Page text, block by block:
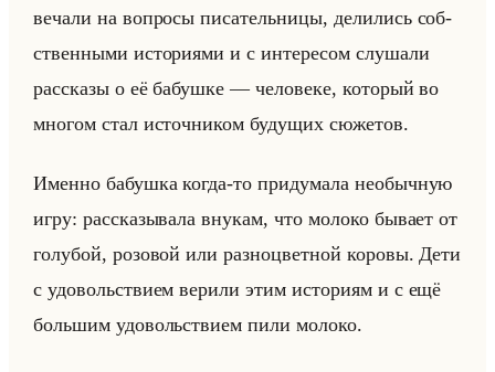
ве­ча­ли на во­про­сы пи­са­тельни­цы, де­ли­лись соб­
ствен­ны­ми ис­то­ри­ями и с ин­те­ре­сом слу­ша­ли
рас­ска­зы о её ба­буш­ке — че­ло­ве­ке, ко­то­рый во
мно­гом стал ис­точ­ни­ком бу­ду­щих сю­же­тов.
Имен­но ба­буш­ка когда-то при­ду­ма­ла необыч­ную
игру: рас­ска­зы­ва­ла вну­кам, что мо­ло­ко бы­ва­ет от
го­лу­бой, ро­зо­вой или раз­но­цвет­ной ко­ро­вы. Дети
с удо­вольстви­ем ве­ри­ли этим ис­то­ри­ям и с ещё
большим удо­вольстви­ем пили мо­ло­ко.